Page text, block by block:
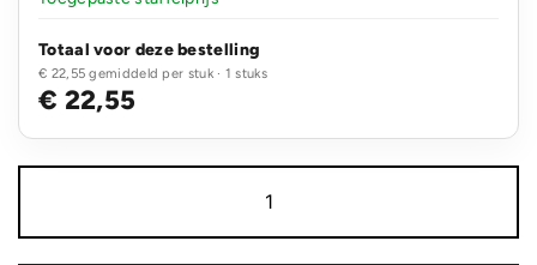
Totaal voor deze bestelling
€ 22,55 gemiddeld per stuk · 1 stuks
€ 22,55
AWARE™